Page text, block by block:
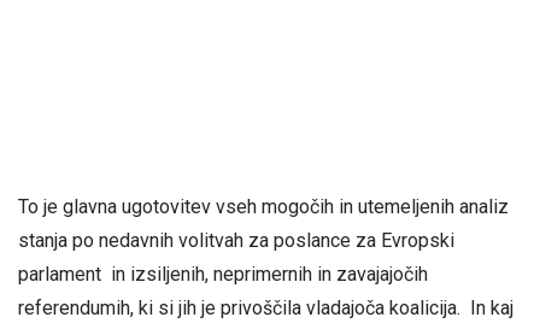
To je glavna ugotovitev vseh mogočih in utemeljenih analiz
stanja po nedavnih volitvah za poslance za Evropski
parlament in izsiljenih, neprimernih in zavajajočih
referendumih, ki si jih je privoščila vladajoča koalicija. In kaj